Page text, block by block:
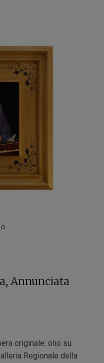
Annunciata
originale: olio su
Regionale della